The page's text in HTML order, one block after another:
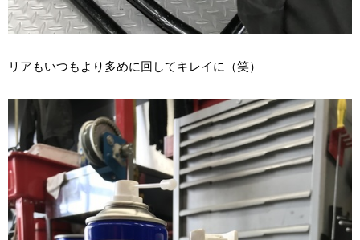
リアもいつもより多めに回してキレイに（笑）